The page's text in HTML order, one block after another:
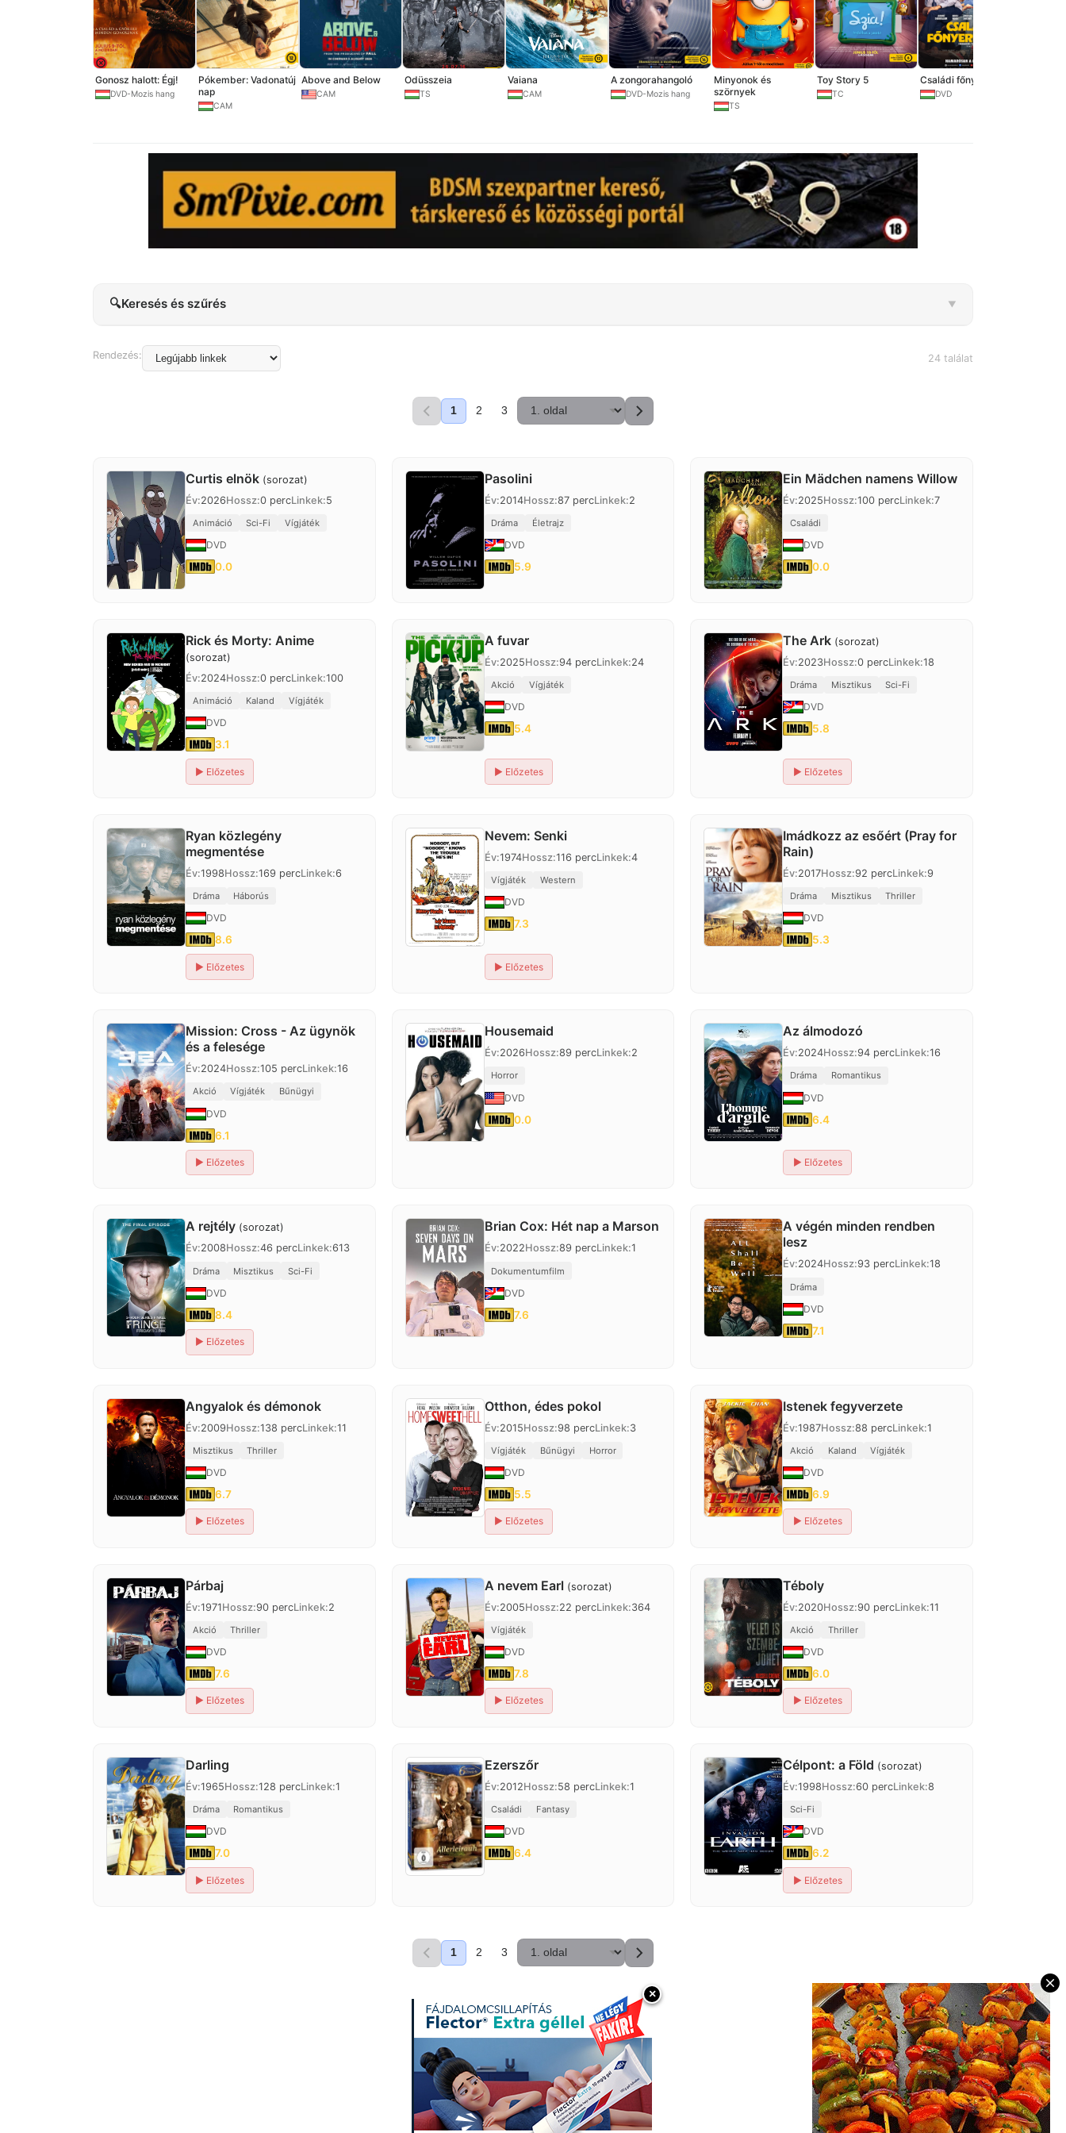
×
Gonosz halott: Égj!
DVD-Mozis hang
Pókember: Vadonatúj
nap
CAM
Above and Below
CAM
Odüsszeia
TS
Vaiana
CAM
A zongorahangoló
DVD-Mozis hang
Minyonok és
szörnyek
TS
Toy Story 5
TC
Családi főnyeremény
DVD
🔍Keresés és szűrés ▼
Rendezés: 24 találat
1 2 3
Curtis elnök (sorozat)
Év:2026Hossz:0 percLinkek:5
Animáció Sci-Fi Vígjáték
DVD
0.0
Pasolini
Év:2014Hossz:87 percLinkek:2
Dráma Életrajz
DVD
5.9
Ein Mädchen namens Willow
Év:2025Hossz:100 percLinkek:7
Családi
DVD
0.0
Rick és Morty: Anime
(sorozat)
Év:2024Hossz:0 percLinkek:100
Animáció Kaland Vígjáték
DVD
3.1
▶ Előzetes
A fuvar
Év:2025Hossz:94 percLinkek:24
Akció Vígjáték
DVD
5.4
▶ Előzetes
The Ark (sorozat)
Év:2023Hossz:0 percLinkek:18
Dráma Misztikus Sci-Fi
DVD
5.8
▶ Előzetes
Ryan közlegény
megmentése
Év:1998Hossz:169 percLinkek:6
Dráma Háborús
DVD
8.6
▶ Előzetes
Nevem: Senki
Év:1974Hossz:116 percLinkek:4
Vígjáték Western
DVD
7.3
▶ Előzetes
Imádkozz az esőért (Pray for
Rain)
Év:2017Hossz:92 percLinkek:9
Dráma Misztikus Thriller
DVD
5.3
Mission: Cross - Az ügynök
és a felesége
Év:2024Hossz:105 percLinkek:16
Akció Vígjáték Bűnügyi
DVD
6.1
▶ Előzetes
Housemaid
Év:2026Hossz:89 percLinkek:2
Horror
DVD
0.0
Az álmodozó
Év:2024Hossz:94 percLinkek:16
Dráma Romantikus
DVD
6.4
▶ Előzetes
A rejtély (sorozat)
Év:2008Hossz:46 percLinkek:613
Dráma Misztikus Sci-Fi
DVD
8.4
▶ Előzetes
Brian Cox: Hét nap a Marson
Év:2022Hossz:89 percLinkek:1
Dokumentumfilm
DVD
7.6
A végén minden rendben
lesz
Év:2024Hossz:93 percLinkek:18
Dráma
DVD
7.1
Angyalok és démonok
Év:2009Hossz:138 percLinkek:11
Misztikus Thriller
DVD
6.7
▶ Előzetes
Otthon, édes pokol
Év:2015Hossz:98 percLinkek:3
Vígjáték Bűnügyi Horror
DVD
5.5
▶ Előzetes
Istenek fegyverzete
Év:1987Hossz:88 percLinkek:1
Akció Kaland Vígjáték
DVD
6.9
▶ Előzetes
Párbaj
Év:1971Hossz:90 percLinkek:2
Akció Thriller
DVD
7.6
▶ Előzetes
A nevem Earl (sorozat)
Év:2005Hossz:22 percLinkek:364
Vígjáték
DVD
7.8
▶ Előzetes
Téboly
Év:2020Hossz:90 percLinkek:11
Akció Thriller
DVD
6.0
▶ Előzetes
Darling
Év:1965Hossz:128 percLinkek:1
Dráma Romantikus
DVD
7.0
▶ Előzetes
Ezerszőr
Év:2012Hossz:58 percLinkek:1
Családi Fantasy
DVD
6.4
Célpont: a Föld (sorozat)
Év:1998Hossz:60 percLinkek:8
Sci-Fi
DVD
6.2
▶ Előzetes
1 2 3